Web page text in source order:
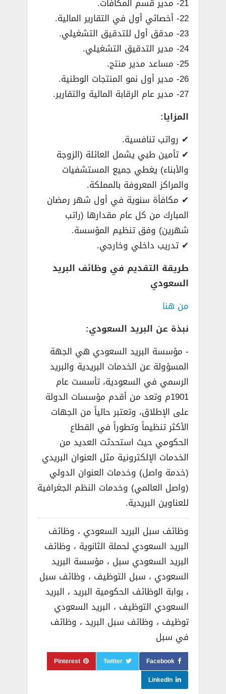
22- أخصائي أول في التقارير المالية.
23- مدقق أول للتدقيق التشغيلي.
24- مدير التدقيق التشغيلي.
25- مساعد مدير منتج.
26- مدير أول نمو المنتجات الوطنية.
27- مدير عام الرقابة المالية والتقارير.
المزايا:
✔ رواتب تنافسية.
✔ تأمين طبي يشمل العائلة (الزوجة
والأبناء) يغطي جميع المستشفيات
والمراكز المعروفة بالمملكة.
✔ مكافأة سنوية في أول شهر رمضان
المبارك من كل عام مقدارها (راتب
شهرين) وفق تنظيم المؤسسة.
✔ تدريب داخلي وخارجي.
طريقة التقديم في وظائف البريد
السعودي
من هنا
نبذة عن البريد السعودي:
­- مؤسسة البريد السعودي هي الجهة
المسؤولة عن الخدمات البريدية والبريد
الرسمي في السعودية، تأسست عام
1901م وتعد من أقدم مؤسسات الدولة
على الإطلاق، وتعتبر حالياً من الجهات
الأكثر تنظيماً وتطوراً في القطاع
الحكومي حيث استحدثت العديد من
الخدمات الإلكترونية مثل العنوان البريدي
(خدمة واصل) وخدمات العنوان الدولي
(واصل العالمي) وخدمات النظم الجغرافية
للعناوين البريدية.
وظائف سبل البريد السعودي ، وظائف
البريد السعودي لحملة الثانوية ، وظائف
البريد السعودي سبل ، مؤسسة البريد
السعودي ، سبل التوظيف ، وظائف سبل
، بوابة الوظائف الحكومية البريد ، البريد
السعودي التوظيف ، البريد السعودي
توظيف ، وظائف سبل البريد ، وظائف
في سبل
Facebook
Twitter
Pinterest
LinkedIn